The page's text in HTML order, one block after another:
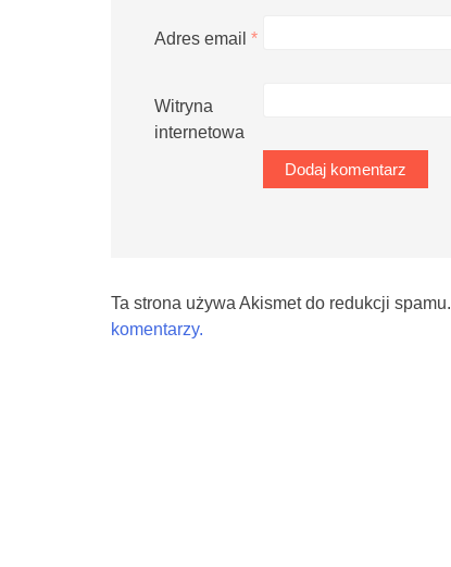
Adres email *
Witryna
internetowa
Ta strona używa Akismet do redukcji spamu.
komentarzy.